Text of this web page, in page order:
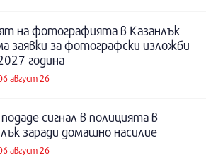
на фотографията в Казанлък
заявки за фотографски изложби
година
август 26
сигнал в полицията в
заради домашно насилие
август 26